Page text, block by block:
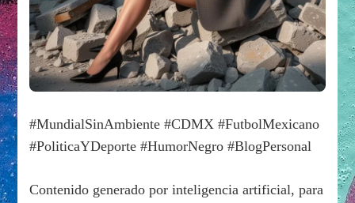
#MundialSinAmbiente #CDMX #FutbolMexicano
#PoliticaYDeporte #HumorNegro #BlogPersonal
Contenido generado por inteligencia artificial, para